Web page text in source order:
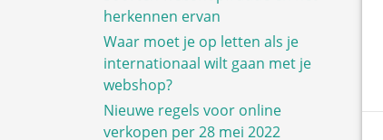
herkennen ervan
Waar moet je op letten als je
internationaal wilt gaan met je
webshop?
Nieuwe regels voor online
verkopen per 28 mei 2022